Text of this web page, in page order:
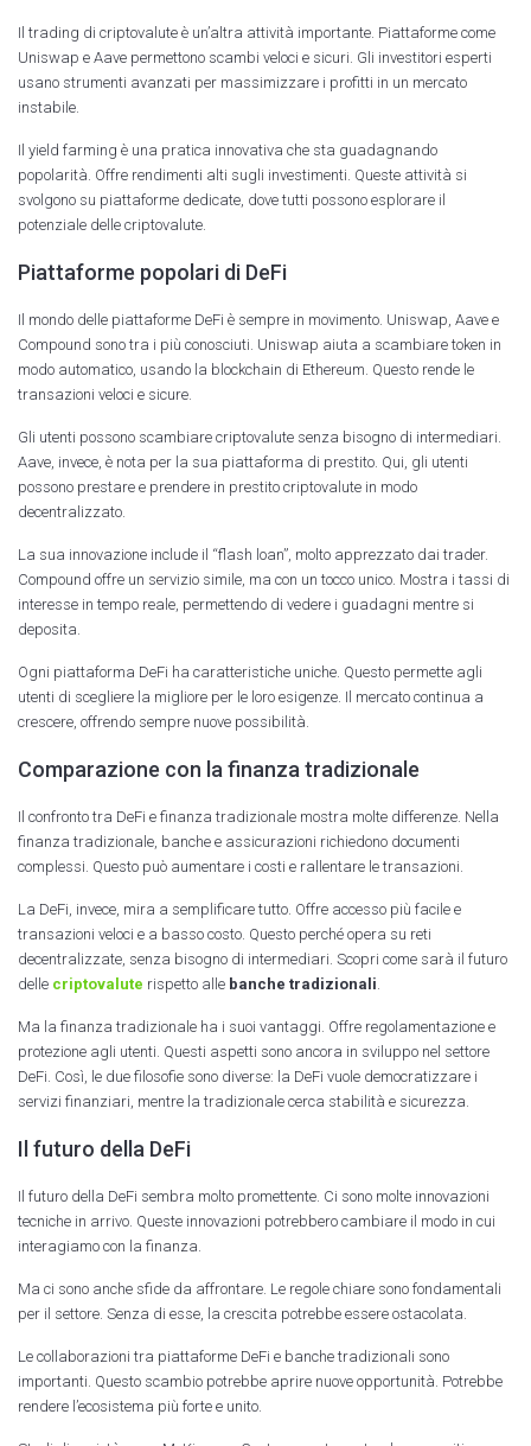
Il trading di criptovalute è un’altra attività importante. Piattaforme come
Uniswap e Aave permettono scambi veloci e sicuri. Gli investitori esperti
usano strumenti avanzati per massimizzare i profitti in un mercato
instabile.
Il yield farming è una pratica innovativa che sta guadagnando
popolarità. Offre rendimenti alti sugli investimenti. Queste attività si
svolgono su piattaforme dedicate, dove tutti possono esplorare il
potenziale delle criptovalute.
Piattaforme popolari di DeFi
Il mondo delle piattaforme DeFi è sempre in movimento. Uniswap, Aave e
Compound sono tra i più conosciuti. Uniswap aiuta a scambiare token in
modo automatico, usando la blockchain di Ethereum. Questo rende le
transazioni veloci e sicure.
Gli utenti possono scambiare criptovalute senza bisogno di intermediari.
Aave, invece, è nota per la sua piattaforma di prestito. Qui, gli utenti
possono prestare e prendere in prestito criptovalute in modo
decentralizzato.
La sua innovazione include il “flash loan”, molto apprezzato dai trader.
Compound offre un servizio simile, ma con un tocco unico. Mostra i tassi di
interesse in tempo reale, permettendo di vedere i guadagni mentre si
deposita.
Ogni piattaforma DeFi ha caratteristiche uniche. Questo permette agli
utenti di scegliere la migliore per le loro esigenze. Il mercato continua a
crescere, offrendo sempre nuove possibilità.
Comparazione con la finanza tradizionale
Il confronto tra DeFi e finanza tradizionale mostra molte differenze. Nella
finanza tradizionale, banche e assicurazioni richiedono documenti
complessi. Questo può aumentare i costi e rallentare le transazioni.
La DeFi, invece, mira a semplificare tutto. Offre accesso più facile e
transazioni veloci e a basso costo. Questo perché opera su reti
decentralizzate, senza bisogno di intermediari. Scopri come sarà il futuro
delle criptovalute rispetto alle banche tradizionali
Ma la finanza tradizionale ha i suoi vantaggi. Offre regolamentazione e
protezione agli utenti. Questi aspetti sono ancora in sviluppo nel settore
DeFi. Così, le due filosofie sono diverse: la DeFi vuole democratizzare i
servizi finanziari, mentre la tradizionale cerca stabilità e sicurezza.
Il futuro della DeFi
Il futuro della DeFi sembra molto promettente. Ci sono molte innovazioni
tecniche in arrivo. Queste innovazioni potrebbero cambiare il modo in cui
interagiamo con la finanza.
Ma ci sono anche sfide da affrontare. Le regole chiare sono fondamentali
per il settore. Senza di esse, la crescita potrebbe essere ostacolata.
Le collaborazioni tra piattaforme DeFi e banche tradizionali sono
importanti. Questo scambio potrebbe aprire nuove opportunità. Potrebbe
rendere l’ecosistema più forte e unito.